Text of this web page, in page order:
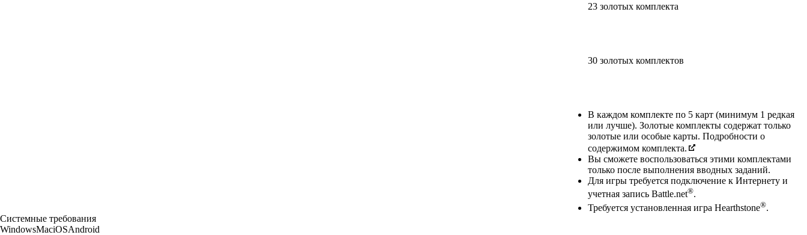
23 золотых комплекта
30 золотых комплектов
Available actions
В каждом комплекте по 5 карт (минимум 1 редкая
или лучше). Золотые комплекты содержат только
золотые или особые карты. Подробности о
содержимом комплекта.
Вы сможете воспользоваться этими комплектами
только после выполнения вводных заданий.
Для игры требуется подключение к Интернету и
учетная запись Battle.net®.
Требуется установленная игра Hearthstone®.
Системные требования
WindowsMaciOSAndroid